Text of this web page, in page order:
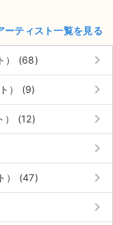
ーティスト一覧を見る
） (68) keyboard_arrow_right
） (9) keyboard_arrow_right
） (12) keyboard_arrow_right
keyboard_arrow_right
） (47) keyboard_arrow_right
keyboard_arrow_right